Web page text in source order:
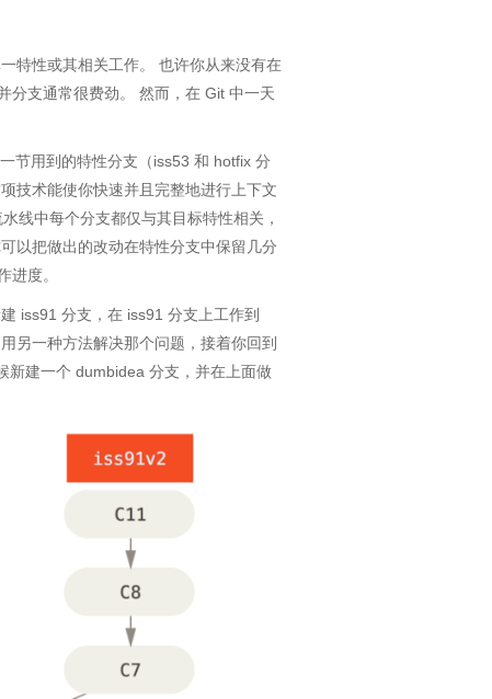
特性或其相关工作。 也许你从来没有在
分支通常很费劲。 然而，在 Git 中一天
节用到的特性分支（iss53 和 hotfix 分
技术能使你快速并且完整地进行上下文
线中每个分支都仅与其目标特性相关，
以把做出的改动在特性分支中保留几分
进度。
iss91 分支，在 iss91 分支上工作到
另一种方法解决那个问题，接着你回到
新建一个 dumbidea 分支，并在上面做